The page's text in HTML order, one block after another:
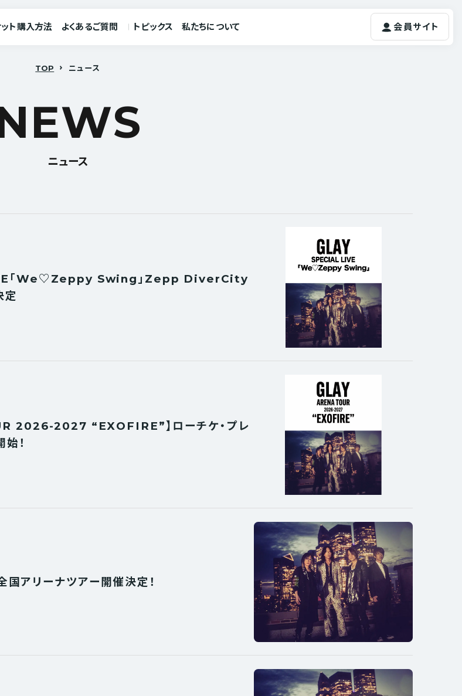
ト購入方法 よくあるご質問 トピックス 私たちについて 会員サイト
TOP ニュース
EWS
ニュース
「We♡Zeppy Swing」Zepp DiverCity
定
2026-2027 “EXOFIRE”】ローチケ・プレ
！
国アリーナツアー開催決定！